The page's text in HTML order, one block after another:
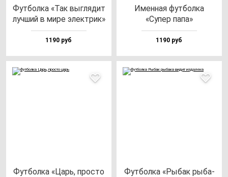
Фут­бол­ка «Так выг­ля­дит
луч­ший в ми­ре элек­трик»
1190 руб
Имен­ная фут­бол­ка
«Супер па­па»
1190 руб
Фут­бол­ка «Царь, прос­то
Фут­бол­ка «Рыбак ры­ба­